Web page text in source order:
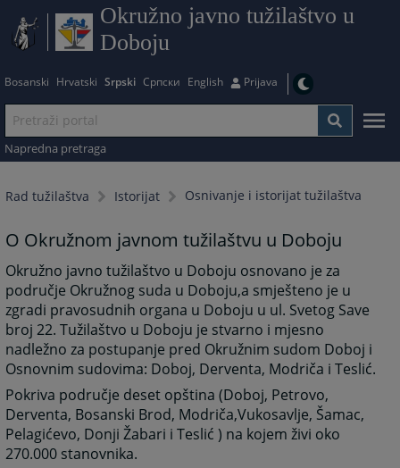
Okružno javno tužilaštvo u
Doboju
Bosanski Hrvatski Srpski Српски English Prijava
Napredna pretraga
Rad tužilaštva Istorijat Osnivanje i istorijat tužilaštva
O Okružnom javnom tužilaštvu u Doboju
Okružno javno tužilaštvo u Doboju osnovano je za
područje Okružnog suda u Doboju,a smješteno je u
zgradi pravosudnih organa u Doboju u ul. Svetog Save
broj 22. Tužilaštvo u Doboju je stvarno i mjesno
nadležno za postupanje pred Okružnim sudom Doboj i
Osnovnim sudovima: Doboj, Derventa, Modriča i Teslić.
Pokriva područje deset opština (Doboj, Petrovo,
Derventa, Bosanski Brod, Modriča,Vukosavlje, Šamac,
Pelagićevo, Donji Žabari i Teslić ) na kojem živi oko
270.000 stanovnika.